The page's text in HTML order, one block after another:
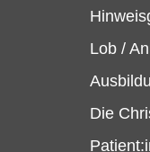
Lob /
Die